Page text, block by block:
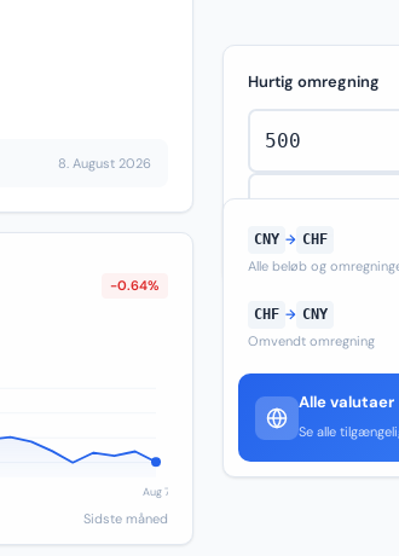
8. August 2026
-0.64%
Sidste måned
Hurtig omregning
CNY → CHF
Alle beløb og
CHF → CNY
Omvendt omregning
Alle valutaer
Se alle